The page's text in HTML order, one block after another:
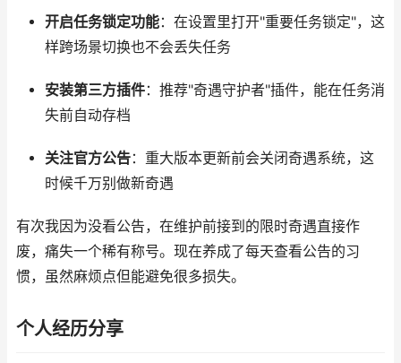
开启任务锁定功能：在设置里打开"重要任务锁定"，这
样跨场景切换也不会丢失任务
安装第三方插件：推荐"奇遇守护者"插件，能在任务消
失前自动存档
关注官方公告：重大版本更新前会关闭奇遇系统，这
时候千万别做新奇遇
有次我因为没看公告，在维护前接到的限时奇遇直接作
废，痛失一个稀有称号。现在养成了每天查看公告的习
惯，虽然麻烦点但能避免很多损失。
个人经历分享